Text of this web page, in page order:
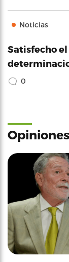
Noticias
Satisfecho el
0
Opiniones